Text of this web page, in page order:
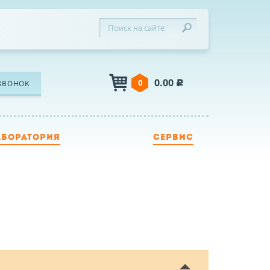
0 0.00 c
СЕРВИС